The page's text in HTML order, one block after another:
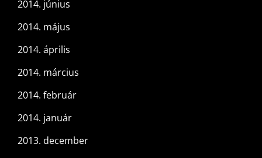
2014. június
2014. május
2014. április
2014. március
2014. február
2014. január
2013. december